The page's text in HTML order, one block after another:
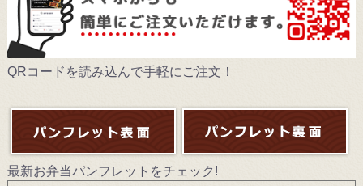
QRコードを読み込んで手軽にご注文！
最新お弁当パンフレットをチェック!